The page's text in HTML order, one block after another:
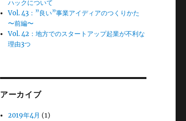
ハックについて
Vol. 43：”良い”事業アイディアのつくりかた
〜前編〜
Vol. 42：地方でのスタートアップ起業が不利な
理由3つ
アーカイブ
2019年4月 (1)